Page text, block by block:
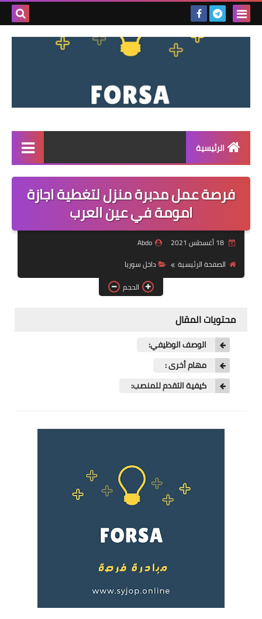
بحث
الرئيسية
القائمة
مناقصات
فرص عمل داخل سوريا
فرص عمل في العراق
فرص عمل في اليمن
فرصة عمل مدبرة منزل لتغطية اجازة
امومة في عين العرب
18 أغسطس 2021
Abdo
الصفحة الرئيسية
داخل سوريا
الحجم
محتويات المقال
الوصف الوظيفي:
مهام أخرى :
كيفية التقدم للمنصب: